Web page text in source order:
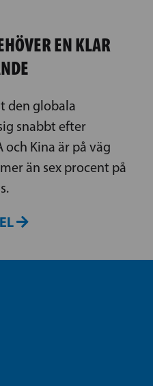
EN KLAR
den globala
snabbt efter
och Kina är på väg
än sex procent på